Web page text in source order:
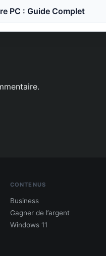
PC : Guide Complet
CONTENUS
Business
Gagner de l’argent
Windows 11